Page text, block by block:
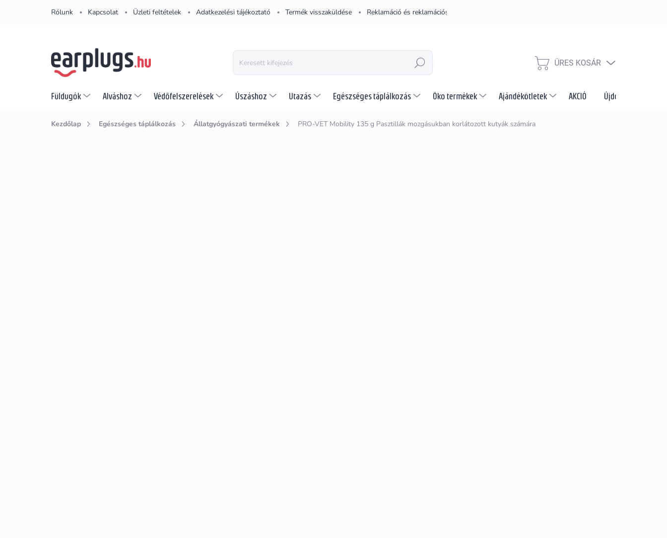
Rólunk Kapcsolat Üzleti feltételek Adatkezelési tájékoztató Termék visszaküldése Reklamáció és reklamációs szabályzat
KERESÉS KOSÁR
ÜRES KOSÁR
Füldugók Alváshoz Védőfelszerelések Úszáshoz Utazás Egészséges táplálkozás Öko termékek Ajándékötletek AKCIÓ Újdonságok
Kezdőlap Egészséges táplálkozás Állatgyógyászati termékek PRO-VET Mobility 135 g Pasztillák mozgásukban korlátozott kutyák számára